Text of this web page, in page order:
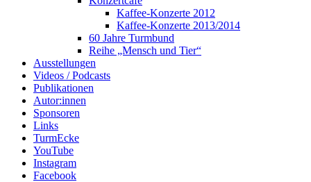
Kaffee-Konzerte 2012
Kaffee-Konzerte 2013/2014
60 Jahre Turmbund
Reihe „Mensch und Tier“
Ausstellungen
Videos / Podcasts
Publikationen
Autor:innen
Sponsoren
Links
TurmEcke
YouTube
Instagram
Facebook